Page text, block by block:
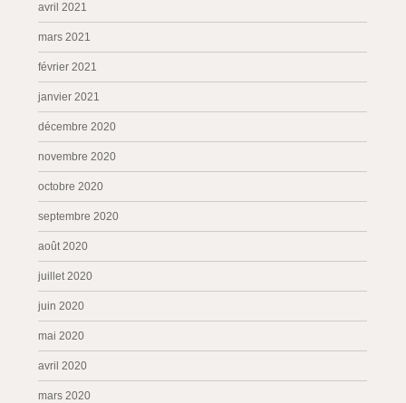
avril 2021
mars 2021
février 2021
janvier 2021
décembre 2020
novembre 2020
octobre 2020
septembre 2020
août 2020
juillet 2020
juin 2020
mai 2020
avril 2020
mars 2020